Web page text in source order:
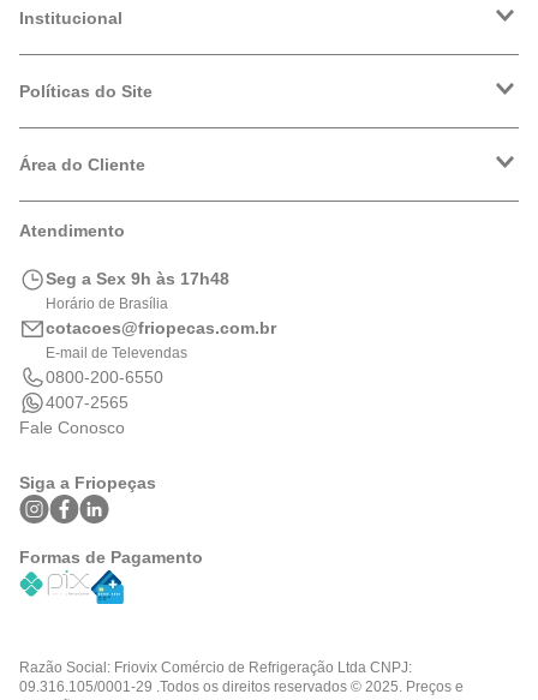
Institucional
Trabalhe Conosco
Políticas do Site
Política de Privacidade
Logística
Área do Cliente
Meus Pedidos
Portal de Boletos
Atendimento
Seg a Sex 9h às 17h48
Horário de Brasília
cotacoes@friopecas.com.br
E-mail de Televendas
0800-200-6550
4007-2565
Fale Conosco
Siga a Friopeças
Formas de Pagamento
Razão Social: Friovix Comércio de Refrigeração Ltda CNPJ:
09.316.105/0001-29 .Todos os direitos reservados © 2025. Preços e